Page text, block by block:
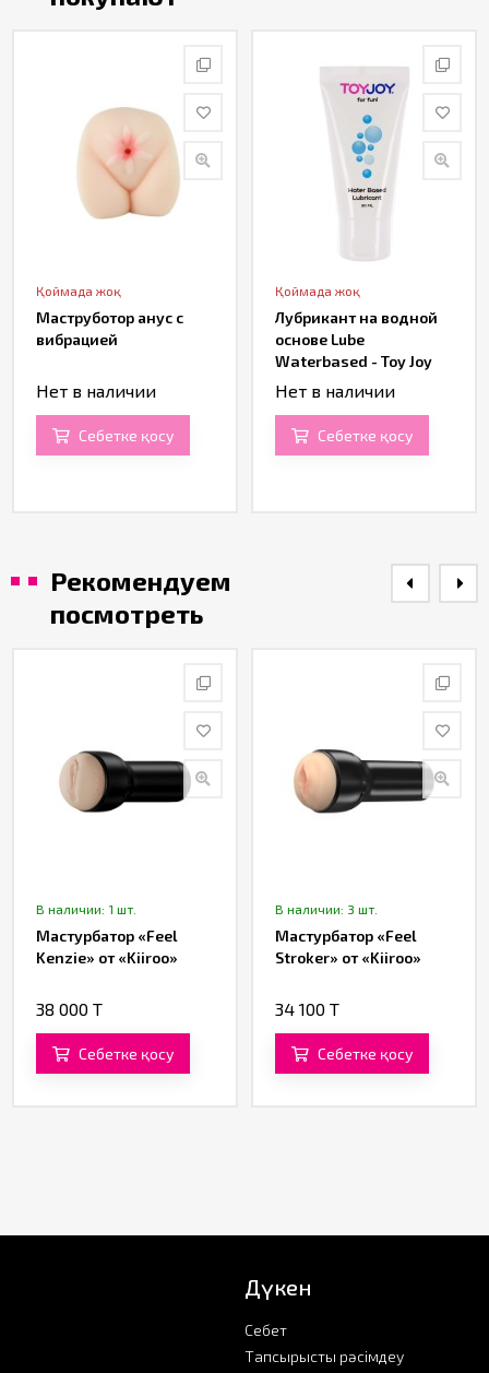
Қоймада жоқ
Маструботор анус с
вибрацией
Нет в наличии
Себетке қосу
Қоймада жоқ
Лубрикант на водной
основе Lube
Waterbased - Toy Joy
(30 ML)
Нет в наличии
Себетке қосу
Рекомендуем
посмотреть
В наличии: 1 шт.
Мастурбатор «Feel
Kenzie» от «Kiiroo»
38 000 T
Себетке қосу
В наличии: 3 шт.
Мастурбатор «Feel
Stroker» от «Kiiroo»
34 100 T
Себетке қосу
Дүкен
Себет
Тапсырысты рәсімдеу